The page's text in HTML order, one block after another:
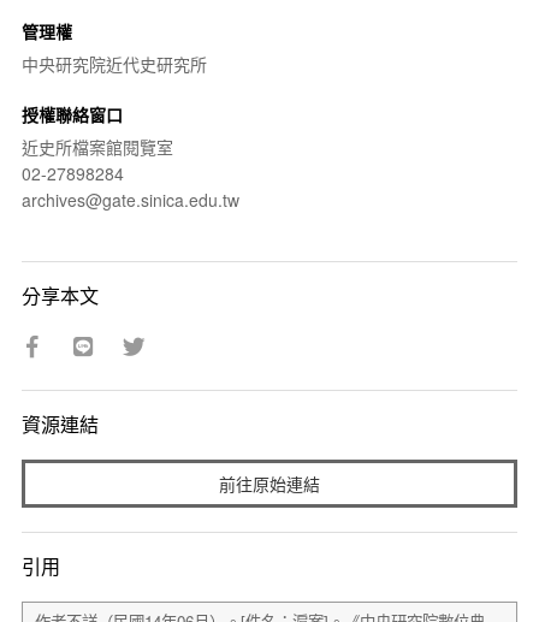
管理權
中央研究院近代史研究所
授權聯絡窗口
近史所檔案館閱覽室
02-27898284
archives@gate.sinica.edu.tw
分享本文
資源連結
前往原始連結
引用